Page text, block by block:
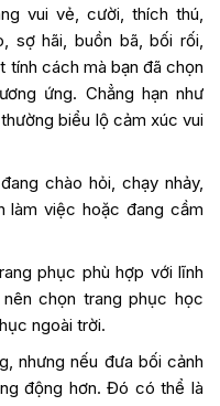
vui vẻ, cười, thích thú,
sợ hãi, buồn bã, bối rối,
tính cách mà bạn đã chọn
ứng. Chẳng hạn như
biểu lộ cảm xúc vui
chào hỏi, chạy nhảy,
làm việc hoặc đang cầm
phục phù hợp với lĩnh
chọn trang phục học
ngoài trời.
nhưng nếu đưa bối cảnh
động hơn. Đó có thể là